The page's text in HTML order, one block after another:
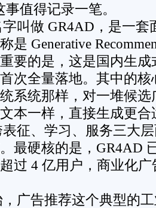
值得记录一笔。
叫做 GR4AD，是一套
是 Generative
要的是，这是国内生
次全量落地。其中的
系统那样，对一堆候
本一样，直接生成更
征、学习、服务三大
最硬核的是，GR4AD
过 4 亿用户，商业化广
广告推荐这个典型的